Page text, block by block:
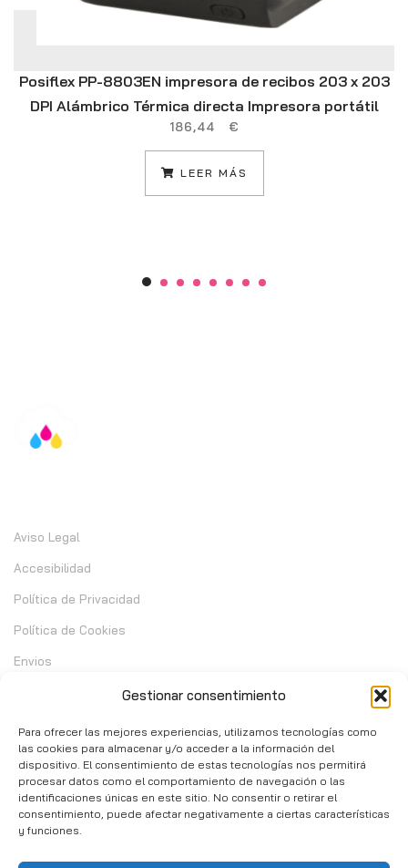
Gestionar consentimiento
Para ofrecer las mejores experiencias, utilizamos tecnologías como
las cookies para almacenar y/o acceder a la información del
dispositivo. El consentimiento de estas tecnologías nos permitirá
procesar datos como el comportamiento de navegación o las
identificaciones únicas en este sitio. No consentir o retirar el
consentimiento, puede afectar negativamente a ciertas características
y funciones.
Posiflex PP-8803EN impresora de recibos 203 x 203
DPI Alámbrico Térmica directa Impresora portátil
186,44 €
LEER MÁS
Aviso Legal
Accesibilidad
Política de Privacidad
Política de Cookies
Envios
Contacto
C/ Telera de Cortijo Chico 14 - Mijas 29651